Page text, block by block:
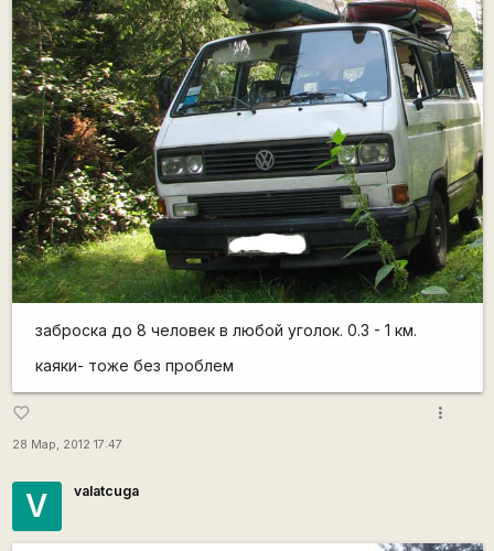
заброска до 8 человек в любой уголок. 0.3 - 1 км.
каяки- тоже без проблем
favorite_border
28 Мар, 2012 17:47
more_vert
V valatcuga